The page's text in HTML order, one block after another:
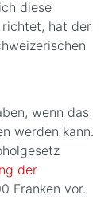
diese
richtet, hat der
wenn das
werden kann.
der
Franken vor.